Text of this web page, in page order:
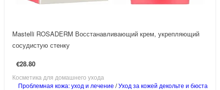
Mastelli ROSADERM Восстанавливающий крем, укрепляющий
сосудистую стенку
€28.80
Косметика для домашнего ухода
Проблемная кожа: уход и лечение /Уход за кожей декольте и бюста